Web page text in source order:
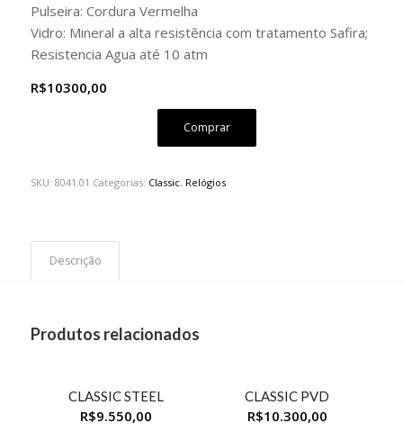
Pulseira: Cordura Vermelha
Vidro: Mineral a alta resistência com tratamento Safira;
Resistencia Agua até 10 atm
R$10300,00
Comprar
SKU: 8041.01 Categorias: Classic, Relógios
Descrição
Produtos relacionados
CLASSIC STEEL
R$9.550,00
CLASSIC PVD
R$10.300,00